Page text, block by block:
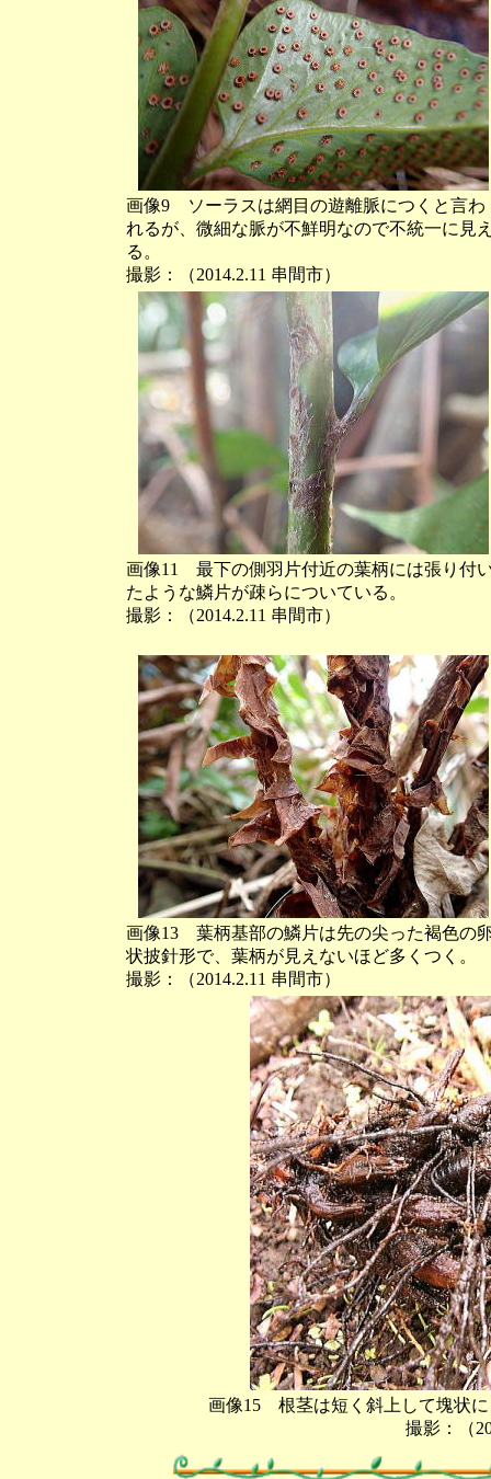
画像9 ソーラスは網目の遊離脈につくと言わ
れるが、微細な脈が不鮮明なので不統一に見
る。
撮影：（2014.2.11 串間市）
画像11 最下の側羽片付近の葉柄には張り付
たような鱗片が疎らについている。
撮影：（2014.2.11 串間市）
画像13 葉柄基部の鱗片は先の尖った褐色の
状披針形で、葉柄が見えないほど多くつく。
撮影：（2014.2.11 串間市）
画像15 根茎は短く斜上して塊状
撮影：（